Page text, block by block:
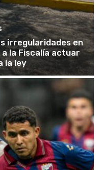
irregularidades en
la Fiscalía actuar
la ley